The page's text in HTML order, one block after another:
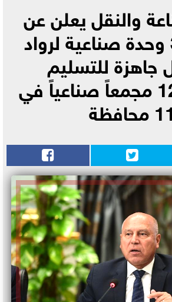
والنقل يعلن عن
طرح 386 وحدة صناعية لرواد
جاهزة للتسليم
الفوري بـ12 مجمعاً صناعياً في
11 محافظة